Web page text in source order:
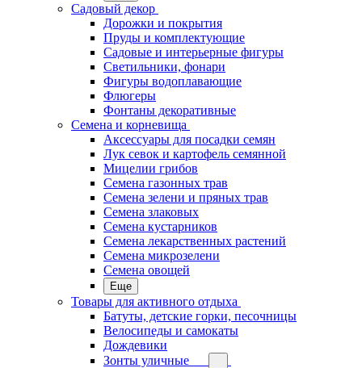
Садовый декор
Дорожки и покрытия
Пруды и комплектующие
Садовые и интерьерные фигуры
Светильники, фонари
Фигуры водоплавающие
Флюгеры
Фонтаны декоративные
Семена и корневища
Аксессуары для посадки семян
Лук севок и картофель семянной
Мицелии грибов
Семена газонных трав
Семена зелени и пряных трав
Семена злаковых
Семена кустарников
Семена лекарственных растений
Семена микрозелени
Семена овощей
Еще
Товары для активного отдыха
Батуты, детские горки, песочницы
Велосипеды и самокаты
Дождевики
Зонты уличные